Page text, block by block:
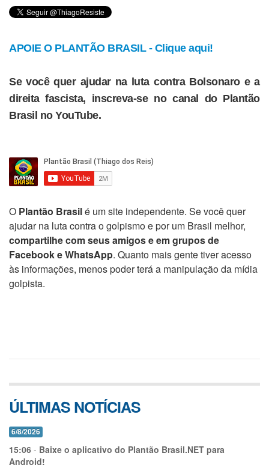
APOIE O PLANTÃO BRASIL - Clique aqui!
Se você quer ajudar na luta contra Bolsonaro e a
direita fascista, inscreva-se no canal do Plantão
Brasil no YouTube.
O Plantão Brasilé um site independente. Se você quer
ajudar na luta contra o golpismo e por um Brasil melhor,
compartilhe com seus amigos e em grupos de
Facebook e WhatsApp. Quanto mais gente tiver acesso
às informações, menos poder terá a manipulação da mídia
golpista.
ÚLTIMAS NOTÍCIAS
6/8/2026
15:06 - Baixe o aplicativo do Plantão Brasil.NET para
Android!